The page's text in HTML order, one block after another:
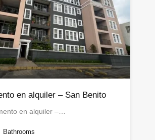
en alquiler – San Benito
en alquiler –…
Bathrooms